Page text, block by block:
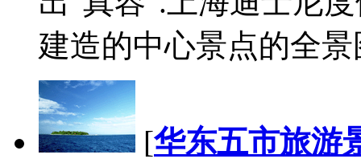
建造的中心景点的全景
[华东五市旅游